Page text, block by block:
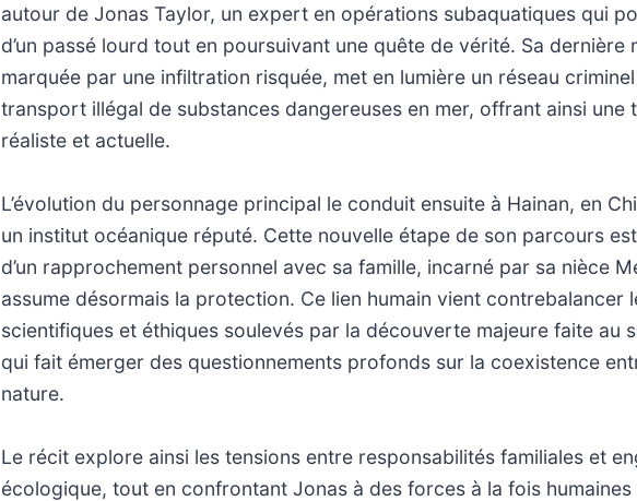
autour de Jonas Taylor, un expert en opérations subaquatiques qui
d’un passé lourd tout en poursuivant une quête de vérité. Sa dernière
marquée par une infiltration risquée, met en lumière un réseau
transport illégal de substances dangereuses en mer, offrant ainsi une
réaliste et actuelle.
L’évolution du personnage principal le conduit ensuite à Hainan, en
un institut océanique réputé. Cette nouvelle étape de son parcours est
d’un rapprochement personnel avec sa famille, incarné par sa nièce
assume désormais la protection. Ce lien humain vient contrebalancer
scientifiques et éthiques soulevés par la découverte majeure faite au
qui fait émerger des questionnements profonds sur la coexistence
nature.
Le récit explore ainsi les tensions entre responsabilités familiales et
écologique, tout en confrontant Jonas à des forces à la fois humaines